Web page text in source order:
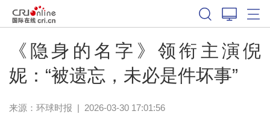
《隐身的名字》领衔主演倪
妮：“被遗忘，未必是件坏事”
来源： 环球时报 | 2026-03-30 17:01:56